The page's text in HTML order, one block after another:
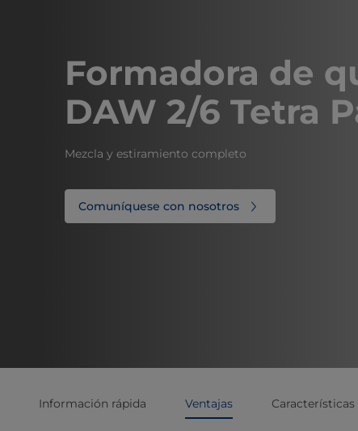
Formadora de
DAW 2/6 Tetra
Mezcla y estiramiento completo
Comuníquese con nosotros
Información rápida Ventajas Características